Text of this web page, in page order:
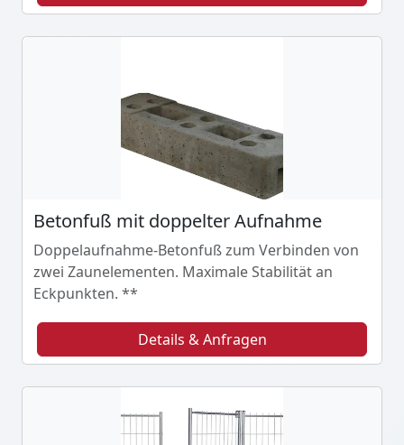
Betonfuß mit doppelter Aufnahme
Doppelaufnahme-Betonfuß zum Verbinden von
zwei Zaunelementen. Maximale Stabilität an
Eckpunkten. **
Details & Anfragen